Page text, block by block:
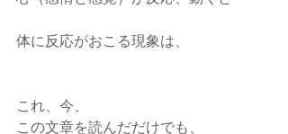
体に反応がおこる現象は、
これ、今、
この文章を読んだだけでも、